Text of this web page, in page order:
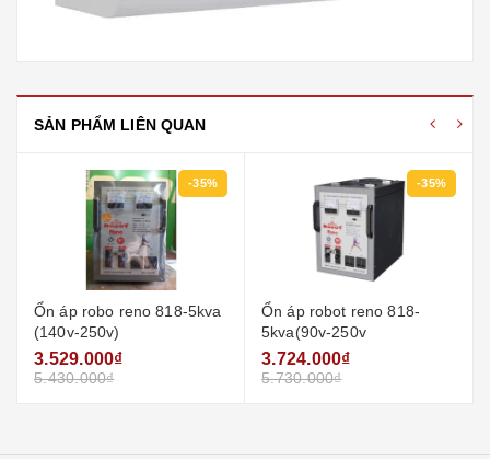
SẢN PHẨM LIÊN QUAN
-35%
Ổn áp robo reno 818-5kva
(140v-250v)
3.529.000₫
5.430.000₫
-35%
Ổn áp robot reno 818-
5kva(90v-250v
3.724.000₫
5.730.000₫